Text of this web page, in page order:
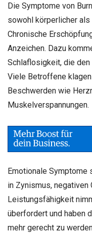
Die Symptome von
sowohl körperlicher als
Chronische
Anzeichen. Dazu
Schlaflosigkeit, die
Viele Betroffene
Beschwerden wie
Muskelverspannungen.
Emotionale Symptome
in Zynismus, negativen
Leistungsfähigkeit
überfordert und haben
mehr gerecht zu